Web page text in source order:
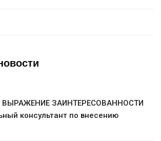
ЗАИНТЕРЕСОВАННОСТИ
консультант по внесению